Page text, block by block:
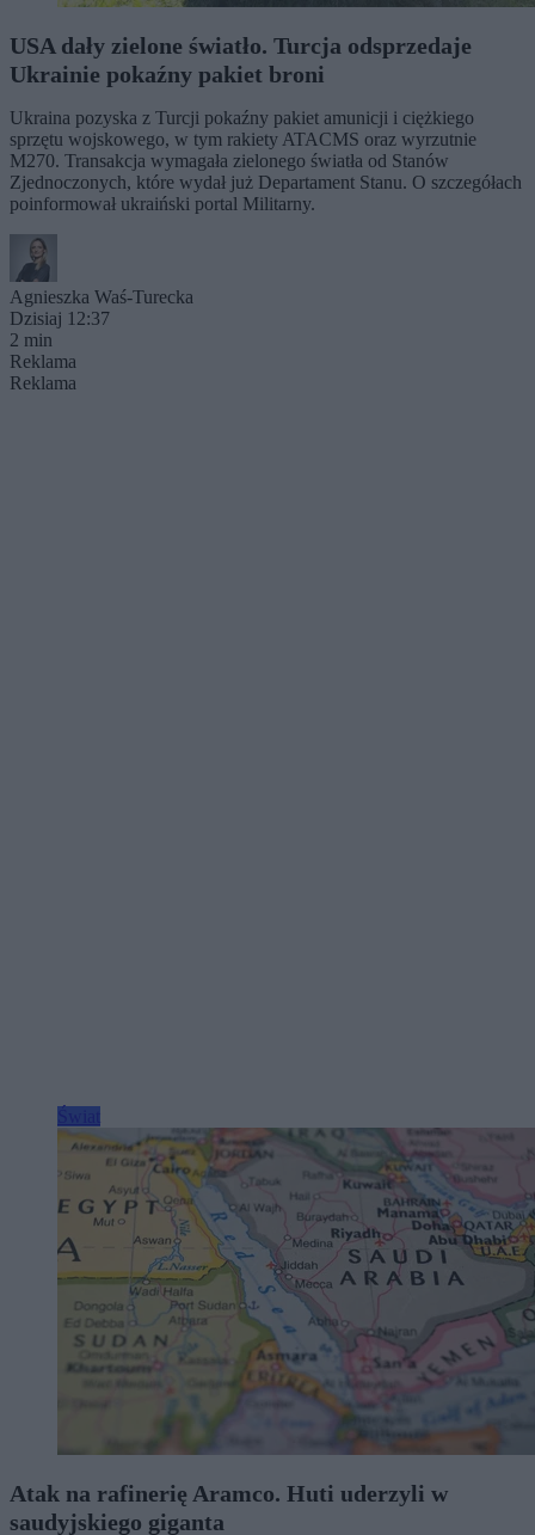
USA dały zielone światło. Turcja odsprzedaje
Ukrainie pokaźny pakiet broni
Ukraina pozyska z Turcji pokaźny pakiet amunicji i ciężkiego
sprzętu wojskowego, w tym rakiety ATACMS oraz wyrzutnie
M270. Transakcja wymagała zielonego światła od Stanów
Zjednoczonych, które wydał już Departament Stanu. O szczegółach
poinformował ukraiński portal Militarny.
Agnieszka Waś-Turecka
Dzisiaj 12:37
2 min
Reklama
Reklama
Atak na rafinerię Aramco. Huti uderzyli w
saudyjskiego giganta